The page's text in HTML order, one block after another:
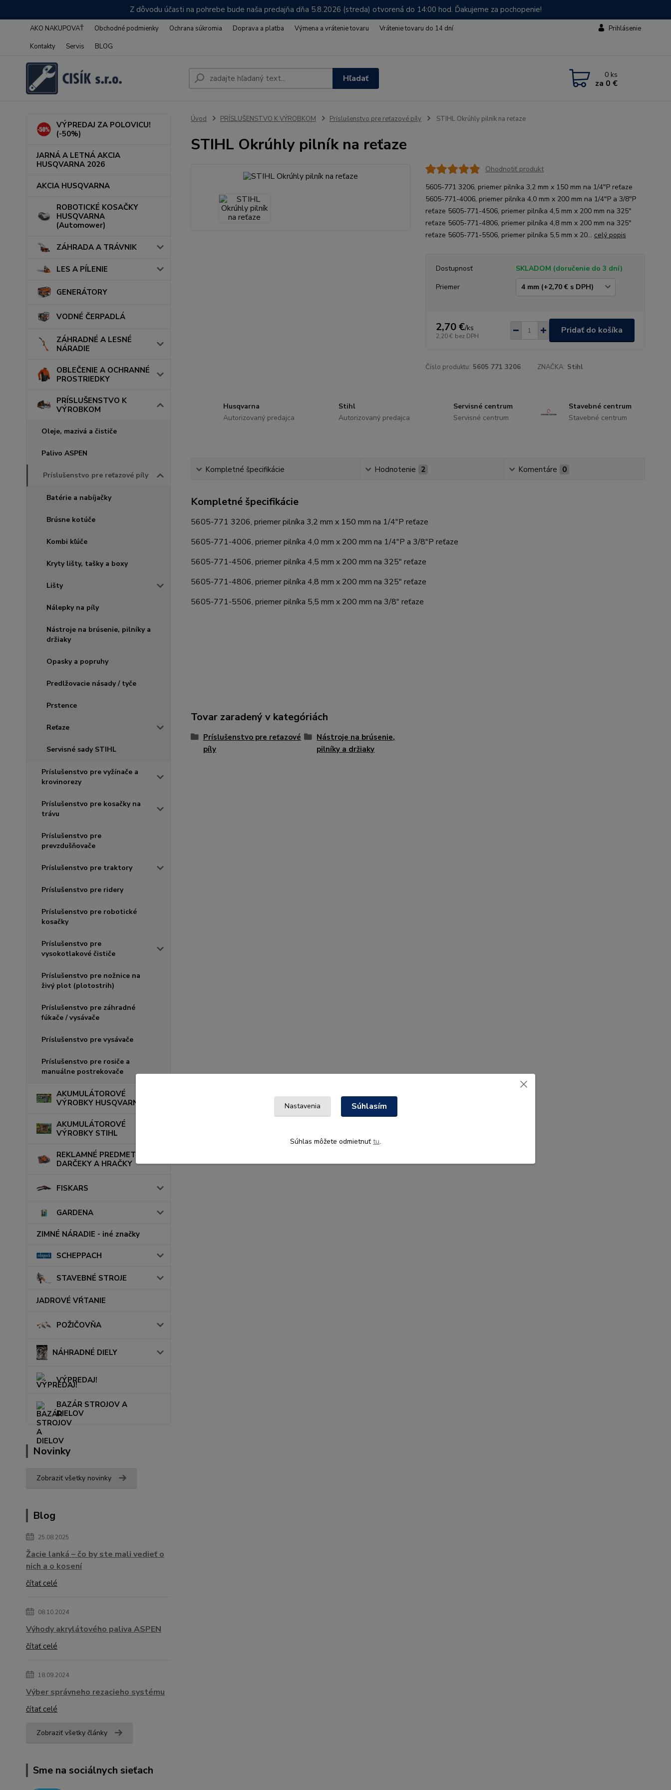
Z dôvodu účasti na pohrebe bude naša predajňa dňa 5.8.2026 (streda) otvorená do 14:00 hod. Ďakujeme za pochopenie!
AKO NAKUPOVAŤ Obchodné podmienky Ochrana súkromia Doprava a platba Výmena a vrátenie tovaru
Vrátenie tovaru do 14 dní
Kontakty
Servis BLOG
Prihlásenie
Hľadať 0 ks
za 0 €
VÝPREDAJ ZA POLOVICU!
(-50%)
JARNÁ A LETNÁ AKCIA
HUSQVARNA 2026
AKCIA HUSQVARNA
ROBOTICKÉ KOSAČKY
HUSQVARNA
(Automower)
ZÁHRADA A TRÁVNIK
LES A PÍLENIE
GENERÁTORY
VODNÉ ČERPADLÁ
ZÁHRADNÉ A LESNÉ
NÁRADIE
OBLEČENIE A OCHRANNÉ
PROSTRIEDKY
PRÍSLUŠENSTVO K
VÝROBKOM
Oleje, mazivá a čističe
Palivo ASPEN
Príslušenstvo pre reťazové píly
Batérie a nabíjačky
Brúsne kotúče
Kombi kľúče
Kryty lišty, tašky a boxy
Lišty
Nálepky na píly
Nástroje na brúsenie, pilníky a
držiaky
Opasky a popruhy
Predlžovacie násady / tyče
Prstence
Reťaze
Servisné sady STIHL
Príslušenstvo pre vyžínače a
krovinorezy
Príslušenstvo pre kosačky na
trávu
Príslušenstvo pre
prevzdušňovače
Príslušenstvo pre traktory
Príslušenstvo pre ridery
Príslušenstvo pre robotické
kosačky
Príslušenstvo pre
vysokotlakové čističe
Príslušenstvo pre nožnice na
živý plot (plotostrih)
Príslušenstvo pre záhradné
fúkače / vysávače
Príslušenstvo pre vysávače
Príslušenstvo pre rosiče a
manuálne postrekovače
AKUMULÁTOROVÉ
VÝROBKY HUSQVARNA
AKUMULÁTOROVÉ
VÝROBKY STIHL
REKLAMNÉ PREDMETY,
DARČEKY A HRAČKY
FISKARS
GARDENA
ZIMNÉ NÁRADIE - iné značky
SCHEPPACH
STAVEBNÉ STROJE
JADROVÉ VŔTANIE
POŽIČOVŇA
NÁHRADNÉ DIELY
VÝPREDAJ!
BAZÁR STROJOV A
DIELOV
Novinky
Zobraziť všetky novinky
Blog
25.08.2025
Žacie lanká – čo by ste mali vedieť o
nich a o kosení
čítať celé
08.10.2024
Výhody akrylátového paliva ASPEN
čítať celé
18.09.2024
Výber správneho rezacieho systému
čítať celé
Zobraziť všetky články
Sme na sociálnych sieťach
Úvod PRÍSLUŠENSTVO K VÝROBKOM Príslušenstvo pre reťazové píly STIHL Okrúhly pilník na reťaze
STIHL Okrúhly pilník na reťaze
Ohodnotiť produkt
5605-771 3206, priemer pilníka 3,2 mm x 150 mm na 1/4"P reťaze
5605-771-4006, priemer pilníka 4,0 mm x 200 mm na 1/4"P a 3/8"P
reťaze 5605-771-4506, priemer pilníka 4,5 mm x 200 mm na 325"
reťaze 5605-771-4806, priemer pilníka 4,8 mm x 200 mm na 325"
reťaze 5605-771-5506, priemer pilníka 5,5 mm x 20... celý popis
Dostupnosť
SKLADOM (doručenie do 3 dní)
Priemer
2,70 €/ks
2,20 € bez DPH
Pridať do košíka
Číslo produktu: 5605 771 3206 ZNAČKA: Stihl
Husqvarna
Autorizovaný predajca
Stihl
Autorizovaný predajca
Servisné centrum
Servisné centrum
Stavebné centrum
Stavebné centrum
Kompletné špecifikácie Hodnotenie 2 Komentáre 0
Kompletné špecifikácie
5605-771 3206, priemer pilníka 3,2 mm x 150 mm na 1/4"P reťaze
5605-771-4006, priemer pilníka 4,0 mm x 200 mm na 1/4"P a 3/8"P reťaze
5605-771-4506, priemer pilníka 4,5 mm x 200 mm na 325" reťaze
5605-771-4806, priemer pilníka 4,8 mm x 200 mm na 325" reťaze
5605-771-5506, priemer pilníka 5,5 mm x 200 mm na 3/8" reťaze
Tovar zaradený v kategóriách
Príslušenstvo pre reťazové
píly
Nástroje na brúsenie,
pilníky a držiaky
Nastavenia Súhlasím
Súhlas môžete odmietnuť tu.